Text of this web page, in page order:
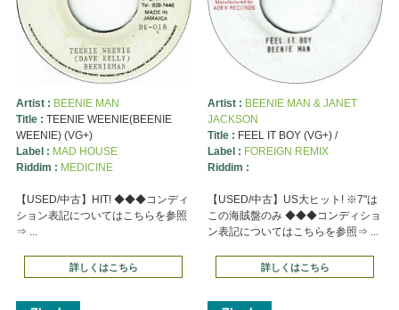
Artist : BEENIE MAN
Title : TEENIE WEENIE(BEENIE
WEENIE) (VG+)
Label : MAD HOUSE
Riddim : MEDICINE
【USED/中古】HIT! ◆◆◆コンディ
ション表記についてはこちらを参照
⇒ ...
詳しくはこちら
Artist : BEENIE MAN & JANET
JACKSON
Title : FEEL IT BOY (VG+) /
Label : FOREIGN REMIX
Riddim :
【USED/中古】US大ヒット! ※7"は
この海賊盤のみ ◆◆◆コンディショ
ン表記についてはこちらを参照⇒ ...
詳しくはこちら